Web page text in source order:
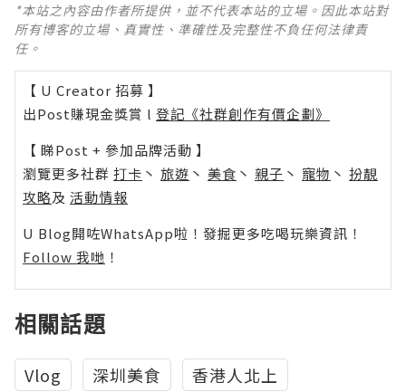
*本站之內容由作者所提供，並不代表本站的立場。因此本站對
所有博客的立場、真實性、準確性及完整性不負任何法律責
任。
【 U Creator 招募 】
出Post賺現金獎賞 l 登記《社群創作有價企劃》
【 睇Post + 參加品牌活動 】
瀏覽更多社群 打卡 丶 旅遊 丶 美食 丶 親子 丶 寵物 丶 扮靚
攻略及 活動情報
U Blog開咗WhatsApp啦！發掘更多吃喝玩樂資訊！
Follow 我哋 ！
相關話題
Vlog 深圳美食
香港人北上